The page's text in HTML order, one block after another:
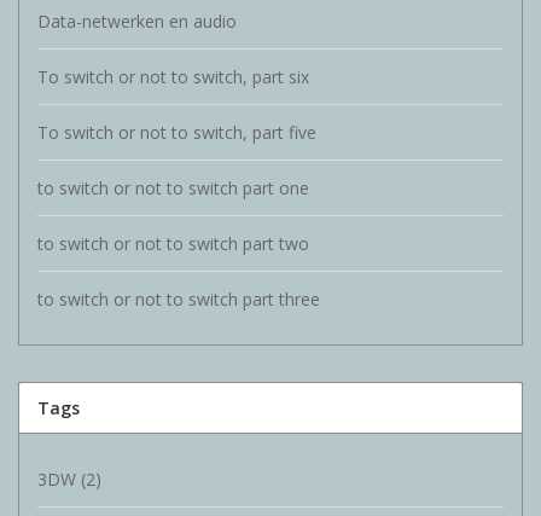
Data-netwerken en audio
To switch or not to switch, part six
To switch or not to switch, part five
to switch or not to switch part one
to switch or not to switch part two
to switch or not to switch part three
Tags
3DW (2)